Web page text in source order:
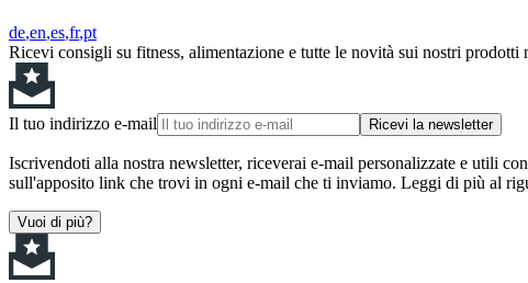
de en es fr pt
Ricevi consigli su fitness, alimentazione e tutte le novità sui nostri prodotti
Il tuo indirizzo e-mail Ricevi la newsletter
Iscrivendoti alla nostra newsletter, riceverai e-mail personalizzate e utili
sull'apposito link che trovi in ogni e-mail che ti inviamo. Leggi di più al
Vuoi di più?